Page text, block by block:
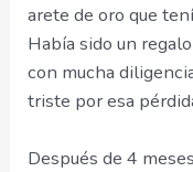
arete de oro que
Había sido un
con mucha
triste por esa
Después de 4